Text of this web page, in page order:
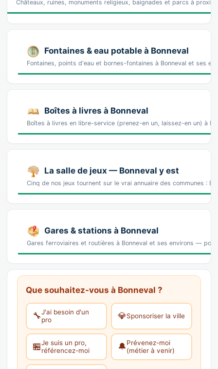
Châteaux, ruines, monuments religieux, baignades et parcs à
Fontaines & eau potable à Bonneval
Fontaines, points d'eau et bornes-fontaines à Bonneval et ses
Boîtes à livres à Bonneval
Boîtes à livres en libre-service (prenez-en un, laissez-en un) à
La salle de jeux — Bonneval y est
Cinq de nos jeux tournent sur le vrai annuaire des communes :
Gares & stations à Bonneval
Gares ferroviaires et routières à Bonneval et ses environs —
Que souhaitez-vous à Bonneval ?
🔧J'ai besoin d'un
pro
💎Sponsoriser la ville
🏪Je suis un pro,
référencez-moi
🔔Prévenez-moi
(métier à venir)